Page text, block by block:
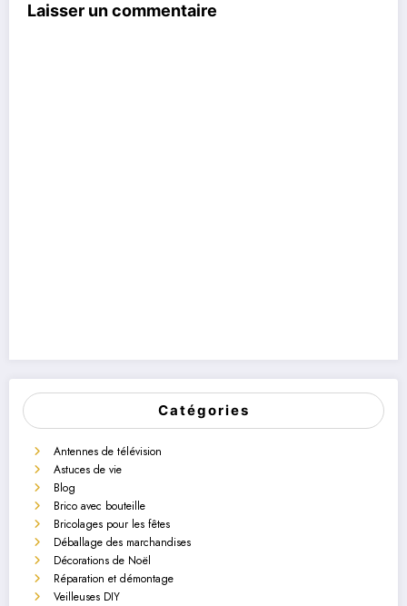
Laisser un commentaire
Catégories
Antennes de télévision
Astuces de vie
Blog
Brico avec bouteille
Bricolages pour les fêtes
Déballage des marchandises
Décorations de Noël
Réparation et démontage
Veilleuses DIY